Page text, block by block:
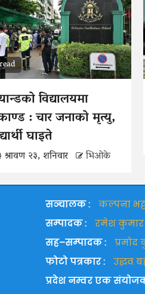
विद्यालयमा
: चार जनाको मृत्यु,
घाइते
२३, शनिवार भिओके
सञ्चालक :
कल्पना
सम्पादक :
रमेश कुमार
सह–सम्पादक :
प्रमोद
फोटो पत्रकार :
उद्धव
प्रदेश नम्वर एक